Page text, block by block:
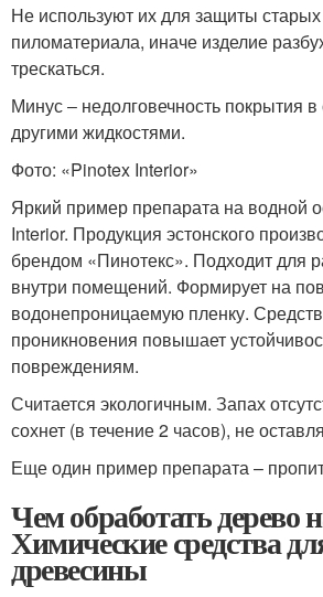
Не используют их для защиты старых
пиломатериала, иначе изделие
трескаться.
Минус ‒ недолговечность покрытия
другими жидкостями.
Фото: «Pinotex Interior»
Яркий пример препарата на водной
Interior. Продукция эстонского
брендом «Пинотекс». Подходит для
внутри помещений. Формирует на
водонепроницаемую пленку.
проникновения повышает
повреждениям.
Считается экологичным. Запах
сохнет (в течение 2 часов), не
Еще один пример препарата –
Чем обработать дерево
Химические средства
древесины